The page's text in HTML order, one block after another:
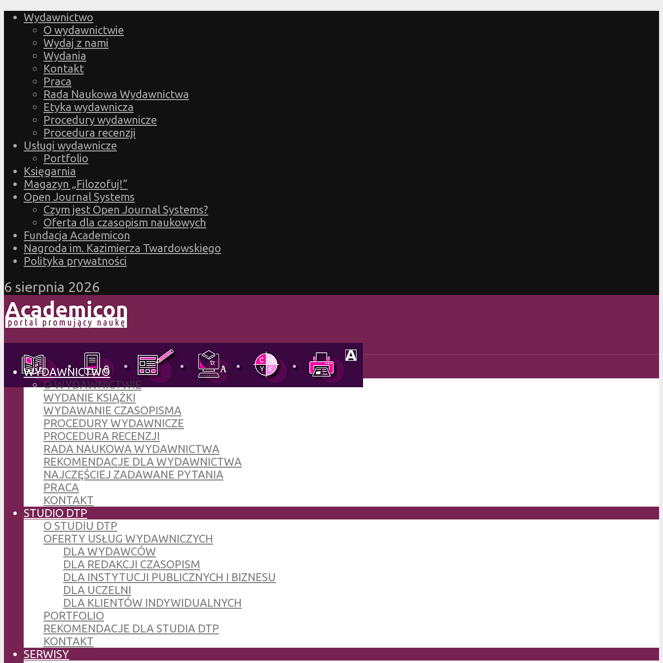
Wydawnictwo
O wydawnictwie
Wydaj z nami
Wydania
Kontakt
Praca
Rada Naukowa Wydawnictwa
Etyka wydawnicza
Procedury wydawnicze
Procedura recenzji
Usługi wydawnicze
Portfolio
Księgarnia
Magazyn „Filozofuj!”
Open Journal Systems
Czym jest Open Journal Systems?
Oferta dla czasopism naukowych
Fundacja Academicon
Nagroda im. Kazimierza Twardowskiego
Polityka prywatności
6 sierpnia 2026
WYDAWNICTWO
O WYDAWNICTWIE
WYDANIE KSIĄŻKI
WYDAWANIE CZASOPISMA
PROCEDURY WYDAWNICZE
PROCEDURA RECENZJI
RADA NAUKOWA WYDAWNICTWA
REKOMENDACJE DLA WYDAWNICTWA
NAJCZĘŚCIEJ ZADAWANE PYTANIA
PRACA
KONTAKT
STUDIO DTP
O STUDIU DTP
OFERTY USŁUG WYDAWNICZYCH
DLA WYDAWCÓW
DLA REDAKCJI CZASOPISM
DLA INSTYTUCJI PUBLICZNYCH I BIZNESU
DLA UCZELNI
DLA KLIENTÓW INDYWIDUALNYCH
PORTFOLIO
REKOMENDACJE DLA STUDIA DTP
KONTAKT
SERWISY